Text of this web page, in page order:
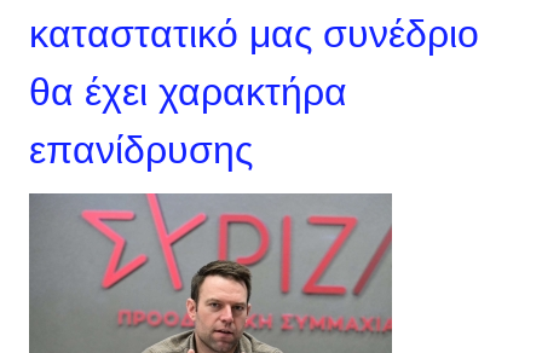
καταστατικό μας συνέδριο
θα έχει χαρακτήρα
επανίδρυσης